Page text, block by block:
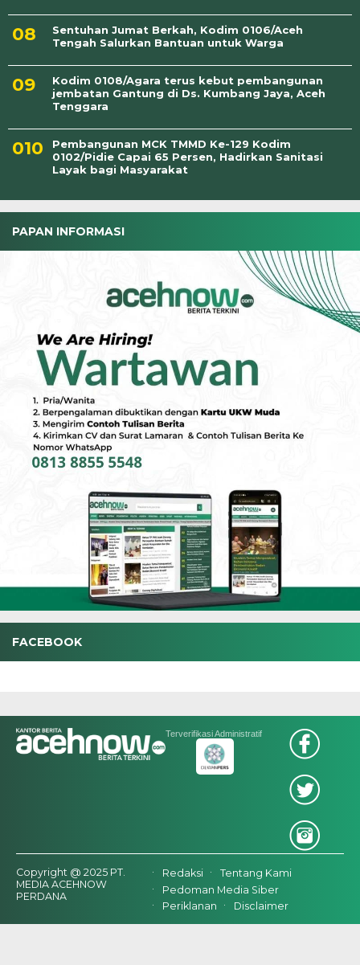
Sentuhan Jumat Berkah, Kodim 0106/Aceh
Tengah Salurkan Bantuan untuk Warga
Kodim 0108/Agara terus kebut pembangunan
jembatan Gantung di Ds. Kumbang Jaya, Aceh
Tenggara
Pembangunan MCK TMMD Ke-129 Kodim
0102/Pidie Capai 65 Persen, Hadirkan Sanitasi
Layak bagi Masyarakat
PAPAN INFORMASI
FACEBOOK
Terverifikasi Administratif
Copyright @ 2025 PT.
MEDIA ACEHNOW
PERDANA
Redaksi
Tentang Kami
Pedoman Media Siber
Periklanan
Disclaimer